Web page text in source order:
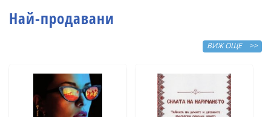
Най-продавани
ВИЖ ОЩЕ >>